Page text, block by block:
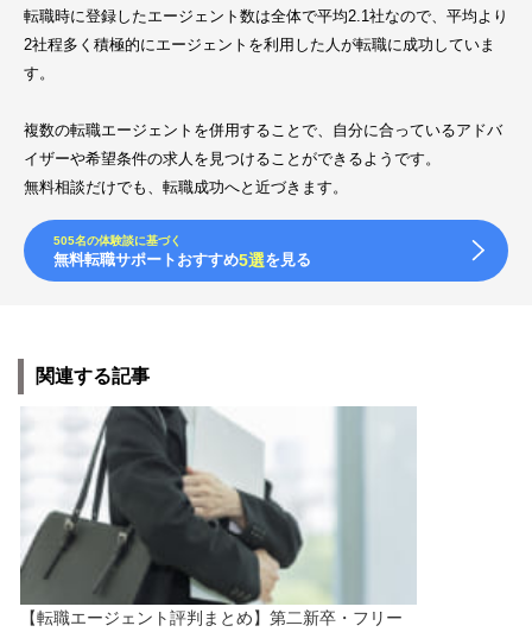
転職時に登録したエージェント数は全体で平均2.1社なので、平均より
2社程多く積極的にエージェントを利用した人が転職に成功していま
す。
複数の転職エージェントを併用することで、自分に合っているアドバ
イザーや希望条件の求人を見つけることができるようです。
無料相談だけでも、転職成功へと近づきます。
505名の体験談に基づく
無料転職サポートおすすめ5選を見る
関連する記事
【転職エージェント評判まとめ】第二新卒・フリー